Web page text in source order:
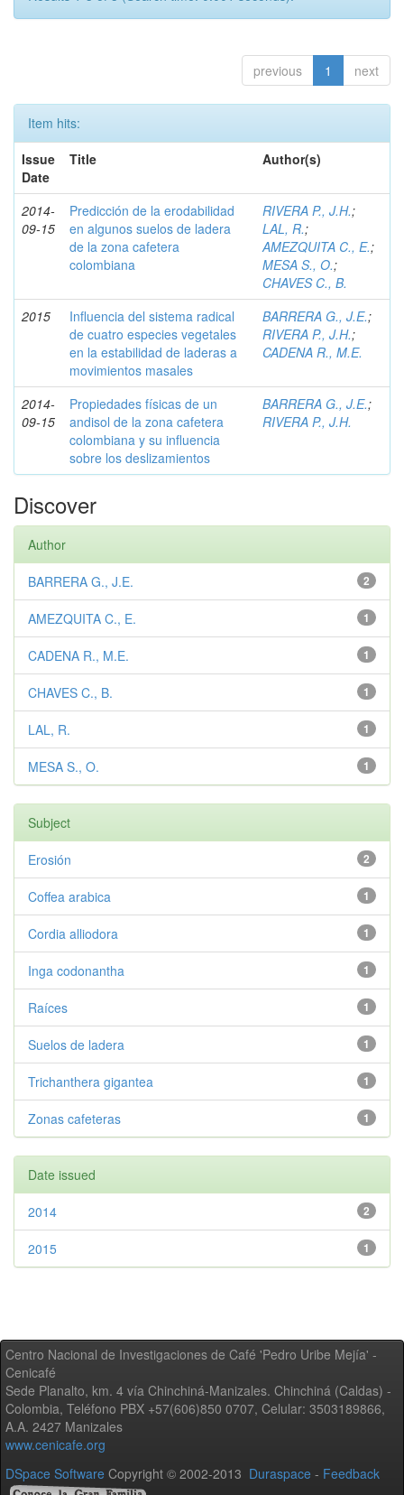
previous 1 next
Item hits:
Issue
Date
Title Author(s)
2014-
09-15
Predicción de la erodabilidad
en algunos suelos de ladera
de la zona cafetera
colombiana
RIVERA P., J.H.;
LAL, R.;
AMEZQUITA C., E.;
MESA S., O.;
CHAVES C., B.
2015
Influencia del sistema radical
de cuatro especies vegetales
en la estabilidad de laderas a
movimientos masales
BARRERA G., J.E.;
RIVERA P., J.H.;
CADENA R., M.E.
2014-
09-15
Propiedades físicas de un
andisol de la zona cafetera
colombiana y su influencia
sobre los deslizamientos
BARRERA G., J.E.;
RIVERA P., J.H.
Discover
Author
2
BARRERA G., J.E.
1
AMEZQUITA C., E.
1
CADENA R., M.E.
1
CHAVES C., B.
1
LAL, R.
1
MESA S., O.
Subject
2
Erosión
1
Coffea arabica
1
Cordia alliodora
1
Inga codonantha
1
Raíces
1
Suelos de ladera
1
Trichanthera gigantea
1
Zonas cafeteras
Date issued
2
2014
1
2015
Centro Nacional de Investigaciones de Café 'Pedro Uribe Mejía' -
Cenicafé
Sede Planalto, km. 4 vía Chinchiná-Manizales. Chinchiná (Caldas) -
Colombia, Teléfono PBX +57(606)850 0707, Celular: 3503189866,
A.A. 2427 Manizales
www.cenicafe.org
DSpace Software Copyright © 2002-2013 Duraspace - Feedback